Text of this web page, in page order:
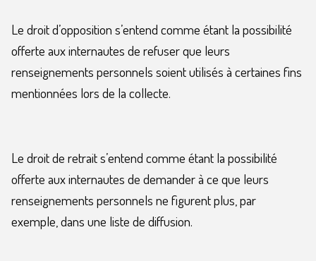
Le droit d’opposition s’entend comme étant la possibilité
offerte aux internautes de refuser que leurs
renseignements personnels soient utilisés à certaines fins
mentionnées lors de la collecte.
Le droit de retrait s’entend comme étant la possibilité
offerte aux internautes de demander à ce que leurs
renseignements personnels ne figurent plus, par
exemple, dans une liste de diffusion.